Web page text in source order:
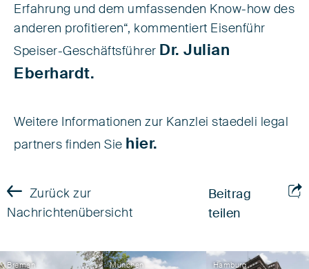
Erfahrung und dem umfassenden Know-how des
anderen profitieren“, kommentiert Eisenführ
Speiser-Geschäftsführer Dr. Julian
Eberhardt.
Weitere Informationen zur Kanzlei staedeli legal
partners finden Sie hier.
Zurück zur
Nachrichtenübersicht
Beitrag
teilen
Bremen München Hamburg